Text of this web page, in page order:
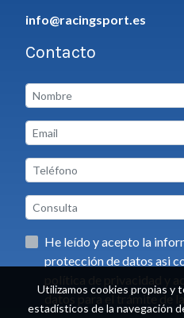
info@racingsport.es
Contacto
He leído y acepto la información básica sobre
protección de datos asi como el aviso legal y la
datos para el trámite de
Utilizamos cookies propias y
estadísticos de la navegación